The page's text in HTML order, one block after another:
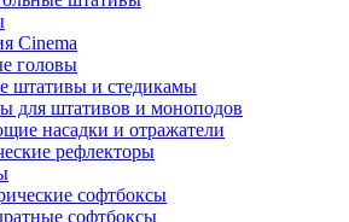
Cinema
головы
штативы и стедикамы
для штативов и моноподов
насадки и отражатели
рефлекторы
софтбоксы
софтбоксы